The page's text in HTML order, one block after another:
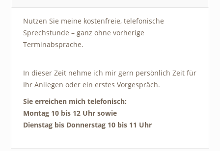
Nutzen Sie meine kostenfreie, telefonische
Sprechstunde – ganz ohne vorherige
Terminabsprache.
In dieser Zeit nehme ich mir gern persönlich Zeit für
Ihr Anliegen oder ein erstes Vorgespräch.
Sie erreichen mich telefonisch:
Montag 10 bis 12 Uhr sowie
Dienstag bis Donnerstag 10 bis 11 Uhr